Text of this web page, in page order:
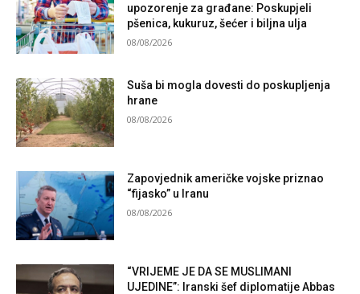
upozorenje za građane: Poskupjeli
pšenica, kukuruz, šećer i biljna ulja
08/08/2026
Suša bi mogla dovesti do poskupljenja
hrane
08/08/2026
Zapovjednik američke vojske priznao
“fijasko” u Iranu
08/08/2026
“VRIJEME JE DA SE MUSLIMANI
UJEDINE”: Iranski šef diplomatije Abbas